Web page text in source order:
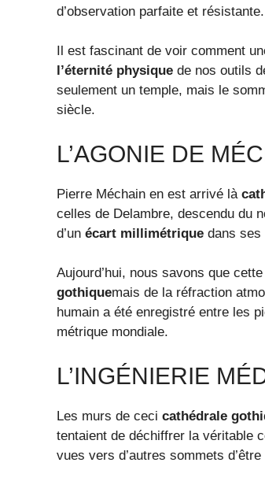
d’observation parfaite et résistante.
Il est fascinant de voir comment
l’éternité physique de nos outils
seulement un temple, mais le
siècle.
L’AGONIE DE
Pierre Méchain en est arrivé là
celles de Delambre, descendu du
d’un écart millimétrique dans ses
Aujourd’hui, nous savons que
gothiquemais de la réfraction
humain a été enregistré entre les
métrique mondiale.
L’INGÉNIERIE
Les murs de ceci cathédrale
tentaient de déchiffrer la véritable
vues vers d’autres sommets